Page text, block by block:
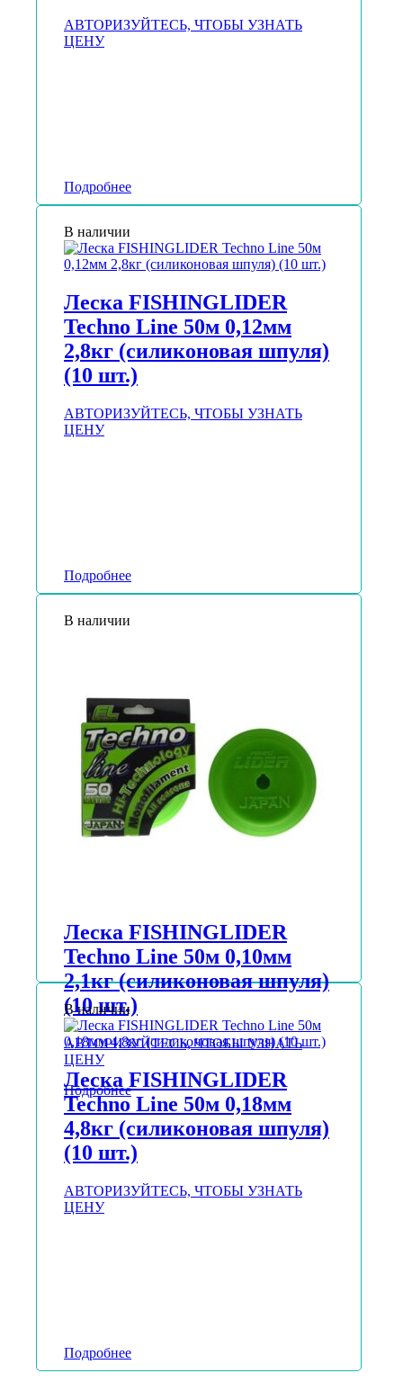
АВТОРИЗУЙТЕСЬ, ЧТОБЫ УЗНАТЬ
ЦЕНУ
Подробнее
В наличии
Леска FISHINGLIDER
Techno Line 50м 0,12мм
2,8кг (силиконовая шпуля)
(10 шт.)
АВТОРИЗУЙТЕСЬ, ЧТОБЫ УЗНАТЬ
ЦЕНУ
Подробнее
В наличии
Леска FISHINGLIDER
Techno Line 50м 0,10мм
2,1кг (силиконовая шпуля)
(10 шт.)
АВТОРИЗУЙТЕСЬ, ЧТОБЫ УЗНАТЬ
ЦЕНУ
Подробнее
В наличии
Леска FISHINGLIDER
Techno Line 50м 0,18мм
4,8кг (силиконовая шпуля)
(10 шт.)
АВТОРИЗУЙТЕСЬ, ЧТОБЫ УЗНАТЬ
ЦЕНУ
Подробнее